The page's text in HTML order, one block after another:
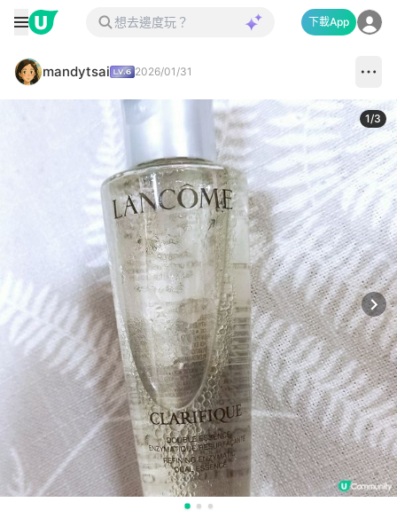
下載App
mandytsai 2026/01/31
1/3